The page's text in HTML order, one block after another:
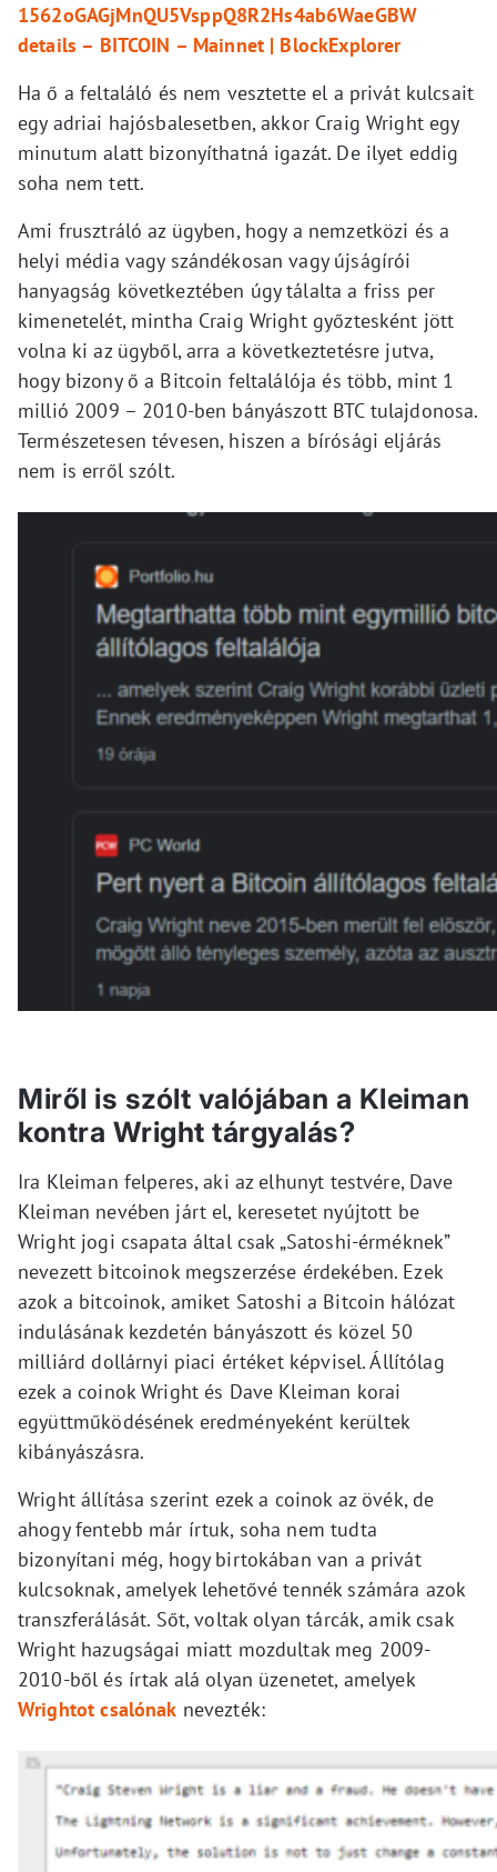
1562oGAGjMnQU5VsppQ8R2Hs4ab6WaeGBW
details – BITCOIN – Mainnet | BlockExplorer
Ha ő a feltaláló és nem vesztette el a privát kulcsait
egy adriai hajósbalesetben, akkor Craig Wright egy
minutum alatt bizonyíthatná igazát. De ilyet eddig
soha nem tett.
Ami frusztráló az ügyben, hogy a nemzetközi és a
helyi média vagy szándékosan vagy újságírói
hanyagság következtében úgy tálalta a friss per
kimenetelét, mintha Craig Wright győztesként jött
volna ki az ügyből, arra a következtetésre jutva,
hogy bizony ő a Bitcoin feltalálója és több, mint 1
millió 2009 – 2010-ben bányászott BTC tulajdonosa.
Természetesen tévesen, hiszen a bírósági eljárás
nem is erről szólt.
Miről is szólt valójában a Kleiman
kontra Wright tárgyalás?
Ira Kleiman felperes, aki az elhunyt testvére, Dave
Kleiman nevében járt el, keresetet nyújtott be
Wright jogi csapata által csak „Satoshi-érméknek”
nevezett bitcoinok megszerzése érdekében. Ezek
azok a bitcoinok, amiket Satoshi a Bitcoin hálózat
indulásának kezdetén bányászott és közel 50
milliárd dollárnyi piaci értéket képvisel. Állítólag
ezek a coinok Wright és Dave Kleiman korai
együttműködésének eredményeként kerültek
kibányászásra.
Wright állítása szerint ezek a coinok az övék, de
ahogy fentebb már írtuk, soha nem tudta
bizonyítani még, hogy birtokában van a privát
kulcsoknak, amelyek lehetővé tennék számára azok
transzferálását. Sőt, voltak olyan tárcák, amik csak
Wright hazugságai miatt mozdultak meg 2009-
2010-ből és írtak alá olyan üzenetet, amelyek
Wrightot csalónak nevezték: